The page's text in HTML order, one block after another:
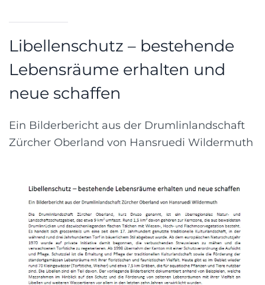
Libellenschutz – bestehende
Lebensräume erhalten und
neue schaffen
Ein Bilderbericht aus der Drumlinlandschaft
Zürcher Oberland von Hansruedi Wildermuth